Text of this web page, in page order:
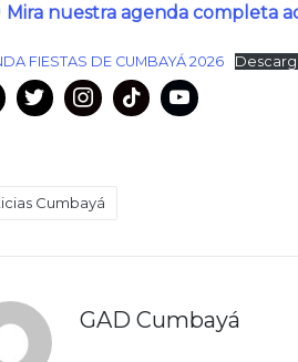
Mira nuestra agenda completa
FIESTAS DE CUMBAYÁ 2026
Cumbayá
GAD Cumbayá